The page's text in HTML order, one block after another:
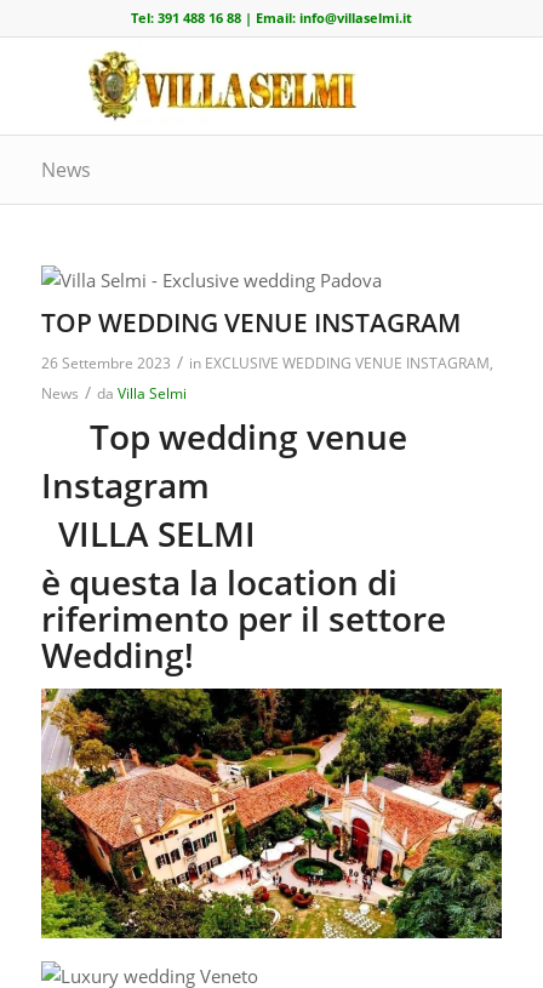
Tel: 391 488 16 88| Email: info@villaselmi.it
News
TOP WEDDING VENUE INSTAGRAM
26 Settembre 2023 / in EXCLUSIVE WEDDING VENUE INSTAGRAM,
News / da Villa Selmi
Top wedding venue
Instagram
VILLA SELMI
è questa la location di
riferimento per il settore
Wedding!